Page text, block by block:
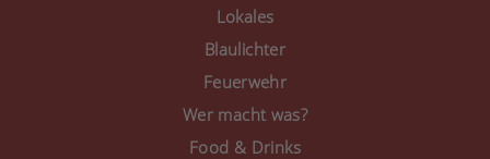
Consent Management
Lokales
Blaulichter
Feuerwehr
Wer macht was?
Food & Drinks